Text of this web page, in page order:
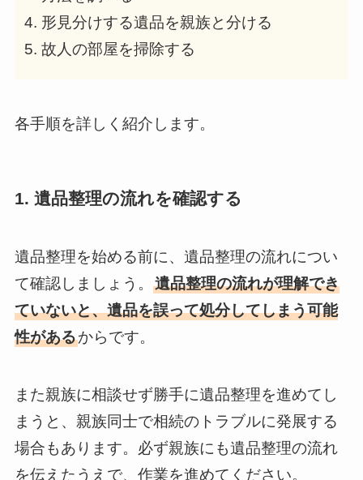
形見分けする遺品を親族と分ける
故人の部屋を掃除する
各手順を詳しく紹介します。
1. 遺品整理の流れを確認する
遺品整理を始める前に、遺品整理の流れについ
て確認しましょう。 遺品整理の流れが理解でき
ていないと、遺品を誤って処分してしまう可能
性があるからです。
また親族に相談せず勝手に遺品整理を進めてし
まうと、親族同士で相続のトラブルに発展する
場合もあります。必ず親族にも遺品整理の流れ
を伝えたうえで、作業を進めてください。